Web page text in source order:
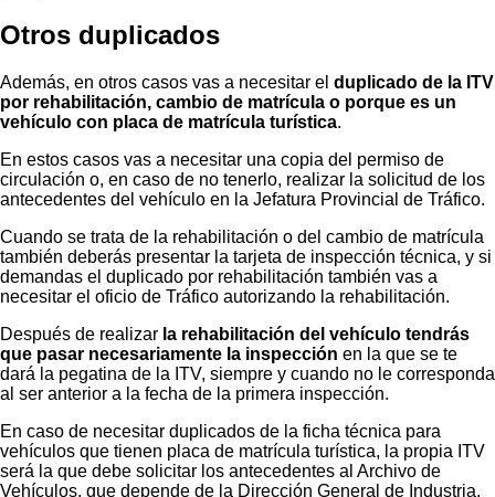
Otros duplicados
Además, en otros casos vas a necesitar el duplicado de la ITV
por rehabilitación, cambio de matrícula o porque es un
vehículo con placa de matrícula turística.
En estos casos vas a necesitar una copia del permiso de
circulación o, en caso de no tenerlo, realizar la solicitud de los
antecedentes del vehículo en la Jefatura Provincial de Tráfico.
Cuando se trata de la rehabilitación o del cambio de matrícula
también deberás presentar la tarjeta de inspección técnica, y si
demandas el duplicado por rehabilitación también vas a
necesitar el oficio de Tráfico autorizando la rehabilitación.
Después de realizar la rehabilitación del vehículo tendrás
que pasar necesariamente la inspección en la que se te
dará la pegatina de la ITV, siempre y cuando no le corresponda
al ser anterior a la fecha de la primera inspección.
En caso de necesitar duplicados de la ficha técnica para
vehículos que tienen placa de matrícula turística, la propia ITV
será la que debe solicitar los antecedentes al Archivo de
Vehículos, que depende de la Dirección General de Industria,